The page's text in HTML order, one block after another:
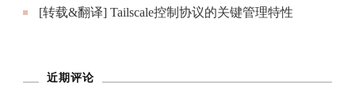
[转载&翻译] Tailscale控制协议的关键管理特性
近期评论